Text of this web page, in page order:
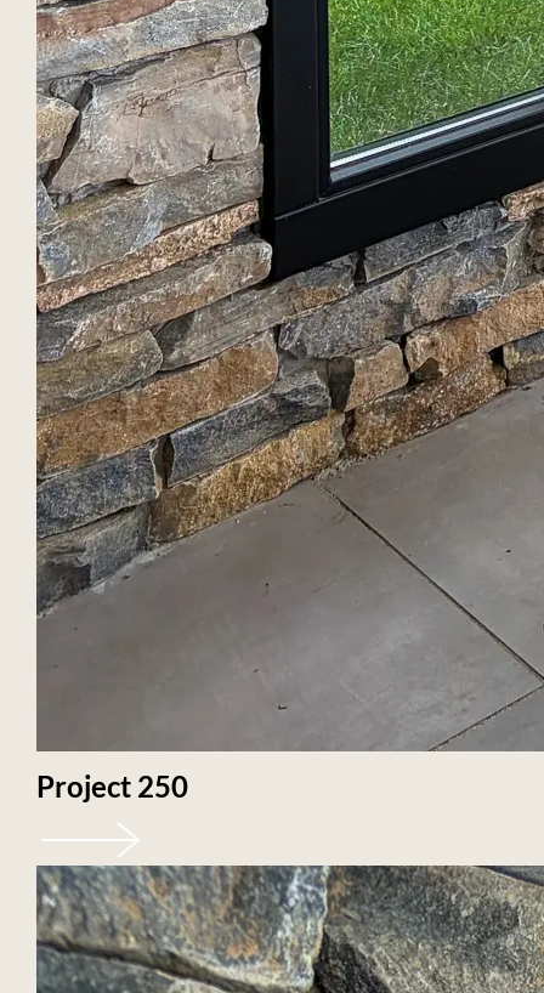
Project 250